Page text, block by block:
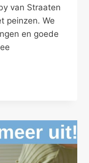
van Straaten
peinzen. We
en goede